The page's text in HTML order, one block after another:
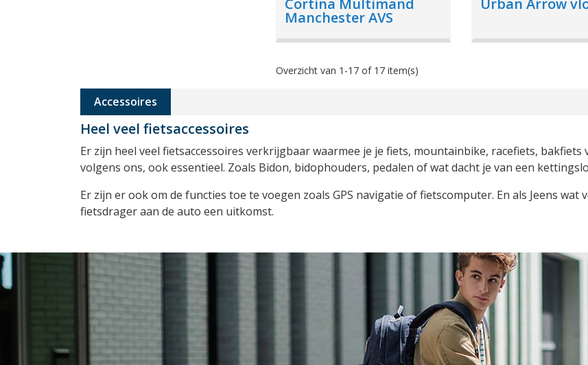
Cortina Multimand
Manchester AVS
Urban Arrow
Overzicht van 1-17 of 17 item(s)
Accessoires
Heel veel fietsaccessoires
Er zijn heel veel fietsaccessoires verkrijgbaar waarmee je je fiets, mountainbike, racefiets,
volgens ons, ook essentieel. Zoals Bidon, bidophouders, pedalen of wat dacht je van een
Er zijn er ook om de functies toe te voegen zoals GPS navigatie of fietscomputer. En als Jeens
fietsdrager aan de auto een uitkomst.